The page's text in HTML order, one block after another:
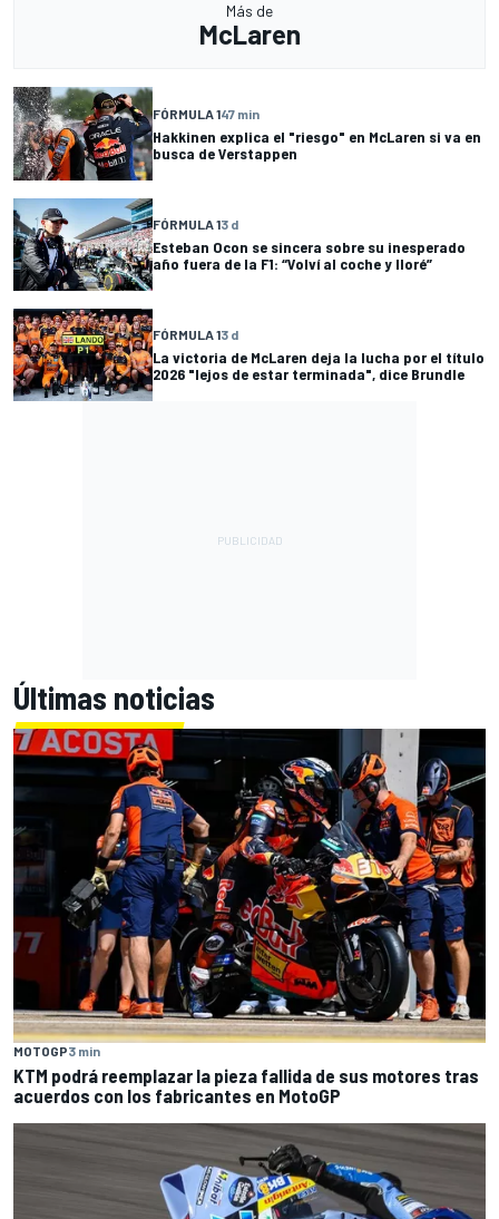
Más de
McLaren
FÓRMULA 147 min
Hakkinen explica el "riesgo" en McLaren si va en
busca de Verstappen
FÓRMULA 13 d
Esteban Ocon se sincera sobre su inesperado
año fuera de la F1: “Volví al coche y lloré”
FÓRMULA 13 d
La victoria de McLaren deja la lucha por el título
2026 "lejos de estar terminada", dice Brundle
Últimas noticias
MOTOGP3 min
KTM podrá reemplazar la pieza fallida de sus motores tras
acuerdos con los fabricantes en MotoGP